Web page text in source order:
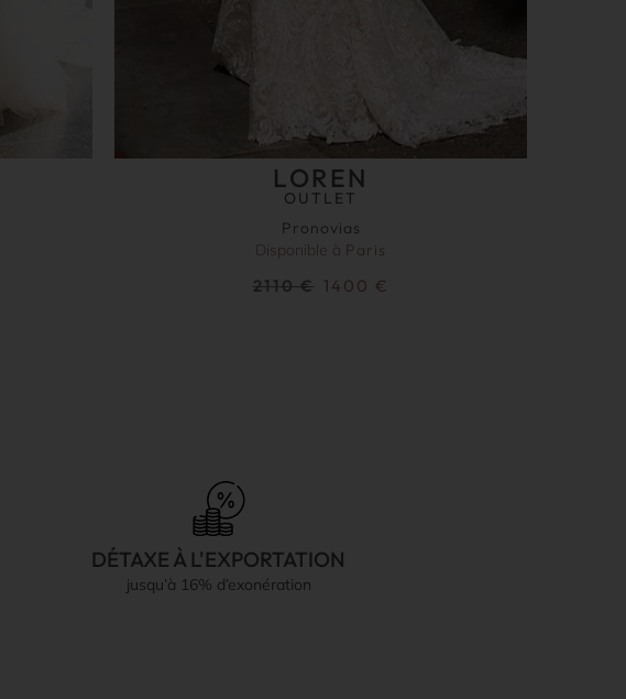
LOREN
OUTLET
Pronovias
Disponible à Paris
2110€ 1400 €
DÉTAXE À L'EXPORTATION
jusqu’à 16% d’exonération